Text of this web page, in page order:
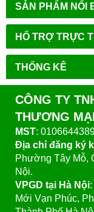
SẢN PHẨM NỔI
HỔ TRỢ TRỰC
THỐNG KÊ
CÔNG TY
THƯƠNG
MST:
Địa chỉ đăng ký
Phường Tây Mỗ,
Nội.
VPGD tại Hà Nội:
Mới Vạn Phúc,